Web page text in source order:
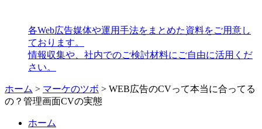
各Web広告媒体や運用手法をまとめた資料をご用意し
ております。
情報収集や、社内でのご検討材料にご自由に活用くだ
さい。
ホーム > マーケのツボ > WEB広告のCVって本当に合ってる
の？管理画面CVの実態
ホーム